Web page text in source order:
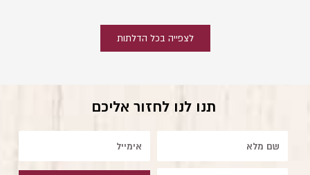
לצפייה בכל הדלתות
תנו לנו לחזור אליכם